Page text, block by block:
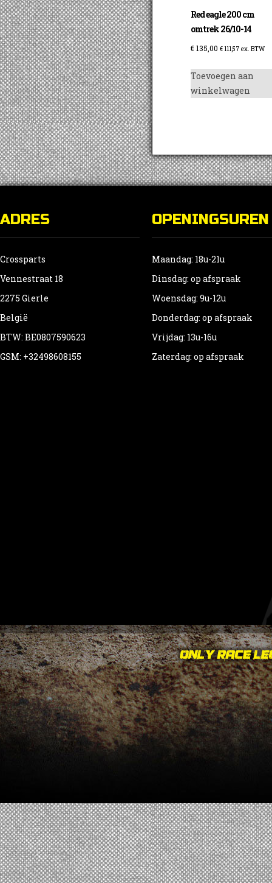
Red eagle 200 cm
omtrek 26/10-14
€135,00 € 111,57 ex. BTW
Toevoegen aan
winkelwagen
ADRES
Crossparts
Vennestraat 18
2275 Gierle
België
BTW: BE0807590623
GSM: +32498608155
OPENINGSUREN
Maandag: 18u-21u
Dinsdag: op afspraak
Woensdag: 9u-12u
Donderdag: op afspraak
Vrijdag: 13u-16u
Zaterdag: op afspraak